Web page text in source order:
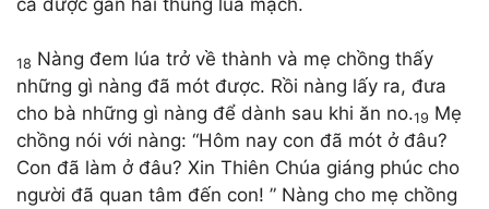
18 Nàng đem lúa trở về thành và mẹ chồng thấy
những gì nàng đã mót được. Rồi nàng lấy ra, đưa
cho bà những gì nàng để dành sau khi ăn no.19 Mẹ
chồng nói với nàng: “Hôm nay con đã mót ở đâu?
Con đã làm ở đâu? Xin Thiên Chúa giáng phúc cho
người đã quan tâm đến con! ” Nàng cho mẹ chồng